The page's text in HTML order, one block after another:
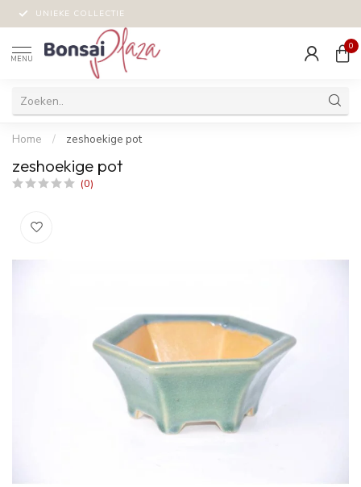
UNIEKE COLLECTIE
MENU
0
Home / zeshoekige pot
zeshoekige pot
(0)